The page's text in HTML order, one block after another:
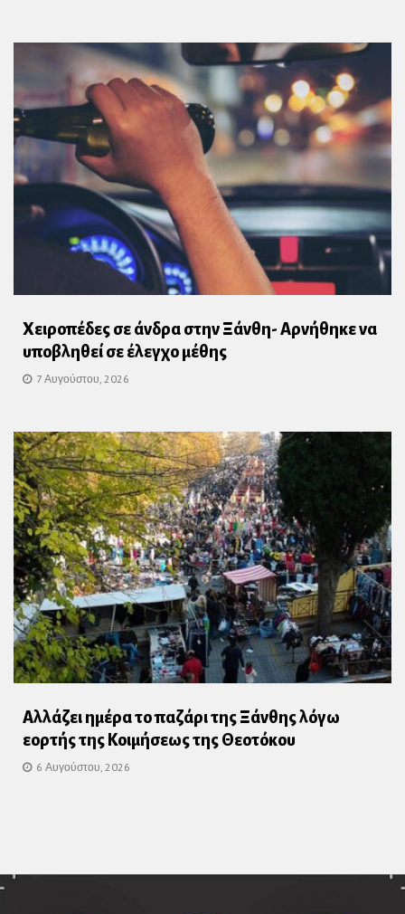
Χειροπέδες σε άνδρα στην Ξάνθη- Αρνήθηκε να
υποβληθεί σε έλεγχο μέθης
7 Αυγούστου, 2026
Αλλάζει ημέρα το παζάρι της Ξάνθης λόγω
εορτής της Κοιμήσεως της Θεοτόκου
6 Αυγούστου, 2026